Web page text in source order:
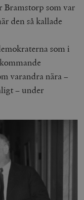
Bramstorp som var
den så kallade
som i
varandra nära –
– under